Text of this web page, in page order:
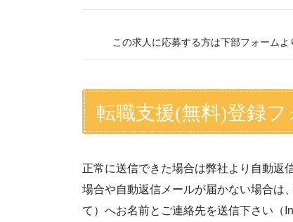
この求人に応募する方は下部フォーム
転職支援(無料)登録フ
正常に送信できた場合は弊社より自動返
場合や自動返信メールが届かない場合
て）へお名前とご連絡先を送信下さい（